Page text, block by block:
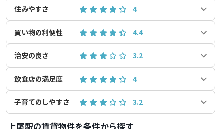
住みやすさ
4
買い物の利便性 4.4
治安の良さ 3.2
飲食店の満足度 4
子育てのしやすさ 3.2
上尾駅の賃貸物件を条件から探す